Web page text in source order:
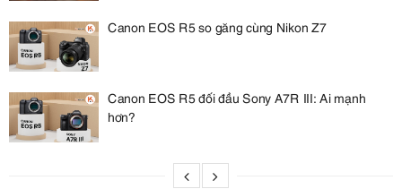
Canon EOS R5 so găng cùng Nikon Z7
Canon EOS R5 đối đầu Sony A7R III: Ai mạnh
hơn?